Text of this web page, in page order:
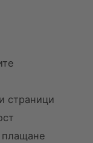
страници
плащане